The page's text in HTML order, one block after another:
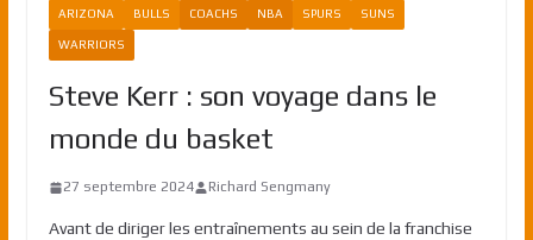
ARIZONA BULLS COACHS NBA SPURS SUNS
WARRIORS
Steve Kerr : son voyage dans le
monde du basket
27 septembre 2024 Richard Sengmany
Avant de diriger les entraînements au sein de la franchise